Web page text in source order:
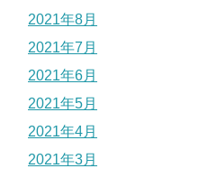
2021年8月
2021年7月
2021年6月
2021年5月
2021年4月
2021年3月